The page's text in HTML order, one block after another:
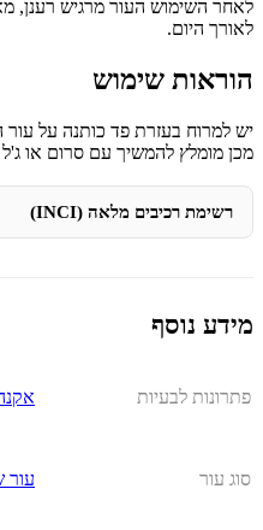
לאחר השימוש העור מרגיש רענן,
לאורך היום.
הוראות שימוש
יש למרוח בעזרת פד כותנה על עור
מכן מומלץ להמשיך עם סרום או
רשימת רכיבים מלאה (INCI)
מידע נוסף
פתרונות לבעיות
סוג עור עור